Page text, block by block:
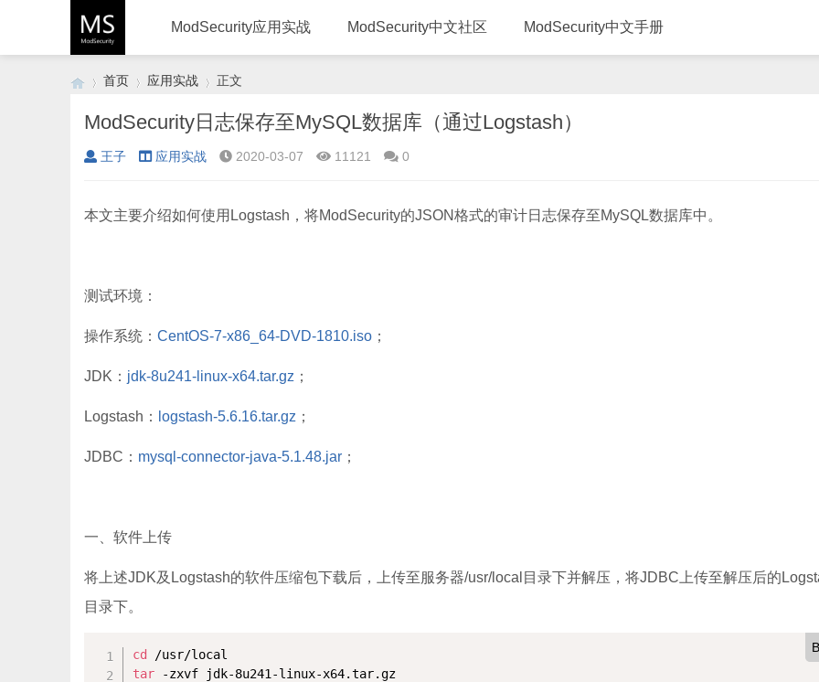
ModSecurity应用实战 ModSecurity中文社区 ModSecurity中文手册
›
首页 应用实战
›
正文
ModSecurity日志保存至MySQL数据库（通过Logstash）
王子 应用实战 2020-03-07 11121 0
本文主要介绍如何使用Logstash，将ModSecurity的JSON格式的审计日志保存至MySQL数据库中。
测试环境：
操作系统： CentOS-7-x86_64-DVD-1810.iso ；
JDK： jdk-8u241-linux-x64.tar.gz ；
Logstash： logstash-5.6.16.tar.gz ；
JDBC： mysql-connector-java-5.1.48.jar ；
一、软件上传
将上述JDK及Logstash的软件压缩包下载后，上传至服务器/usr/local目录下并解压，将JDBC上传至解压后的
目录下。
cd
tar